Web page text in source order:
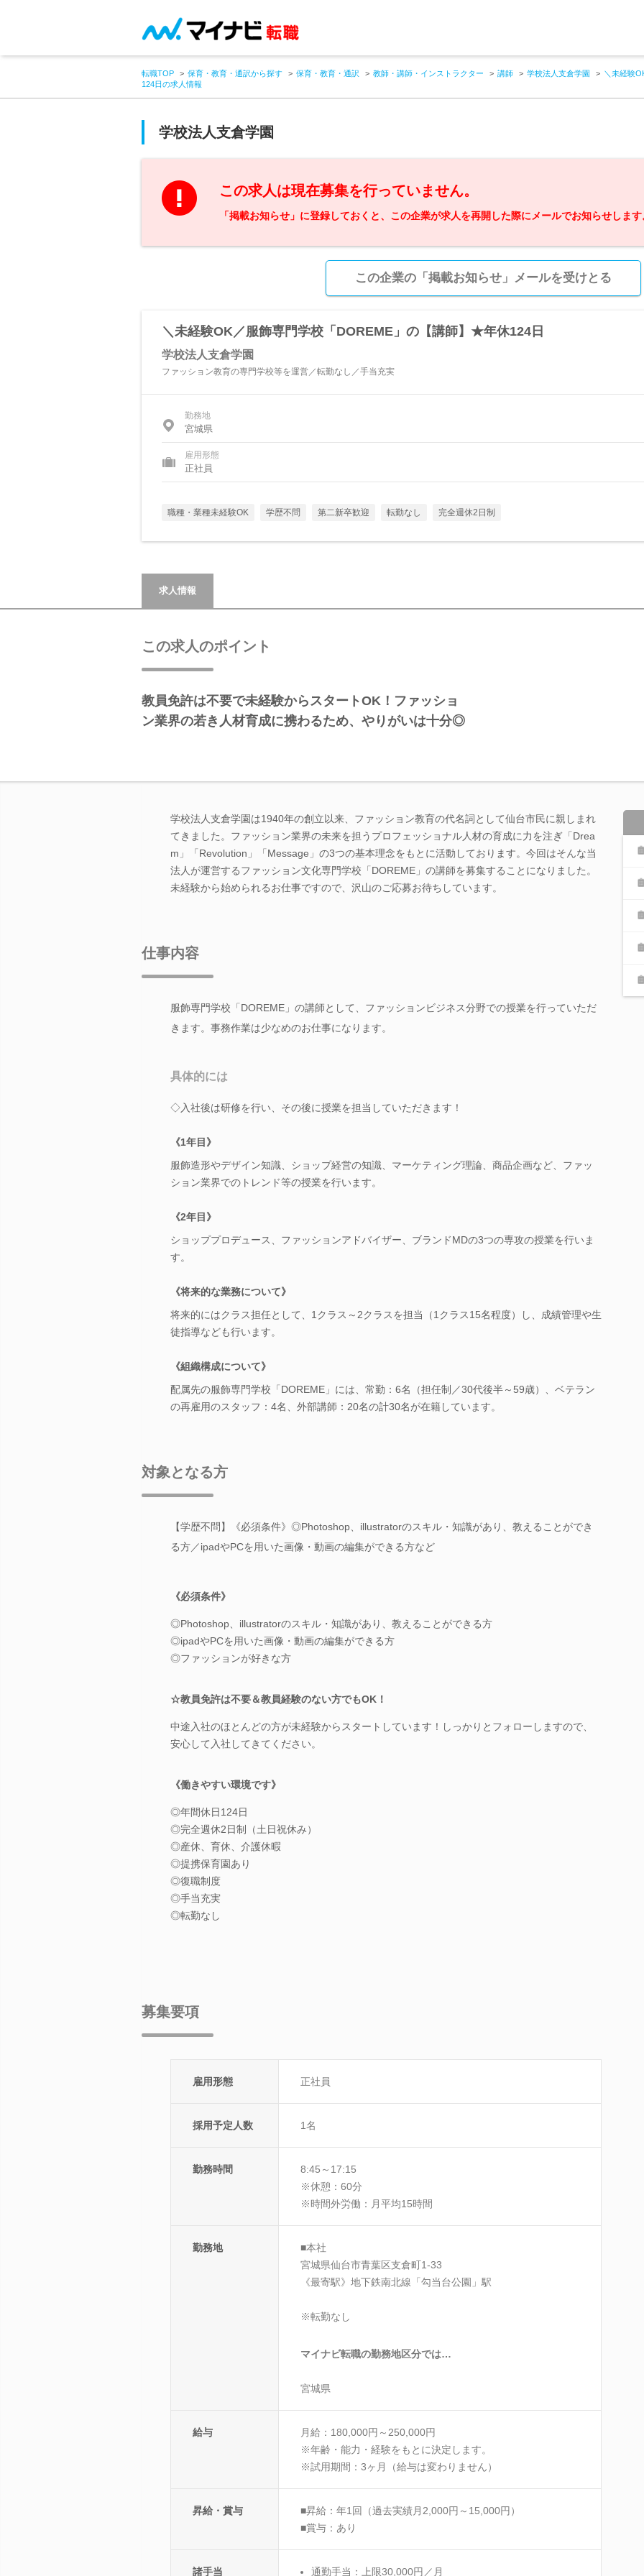
転職TOP 保育・教育・通訳から探す 保育・教育・通訳 教師・講師・インストラクター 講師 学校法人支倉学園
＼未経験
124日の求人情報
学校法人支倉学園
この求人は現在募集を行っていません。
「掲載お知らせ」に登録しておくと、この企業が求人を再開した際にメールでお知らせします
この企業の「掲載お知らせ」メールを受けとる
＼未経験OK／服飾専門学校「DOREME」の【講師】★年休124日
学校法人支倉学園
ファッション教育の専門学校等を運営／転勤なし／手当充実
勤務地
宮城県
雇用形態
正社員
職種・業種未経験OK 学歴不問 第二新卒歓迎 転勤なし 完全週休2日制
求人情報
この求人のポイント
教員免許は不要で未経験からスタートOK！ファッショ
ン業界の若き人材育成に携わるため、やりがいは十分◎
学校法人支倉学園は1940年の創立以来、ファッション教育の代名詞として仙台市民に親しまれ
てきました。ファッション業界の未来を担うプロフェッショナル人材の育成に力を注ぎ「Drea
m」「Revolution」「Message」の3つの基本理念をもとに活動しております。今回はそんな当
法人が運営するファッション文化専門学校「DOREME」の講師を募集することになりました。
未経験から始められるお仕事ですので、沢山のご応募お待ちしています。
仕事内容
服飾専門学校「DOREME」の講師として、ファッションビジネス分野での授業を行っていただ
きます。事務作業は少なめのお仕事になります。
具体的には
◇入社後は研修を行い、その後に授業を担当していただきます！
《1年目》
服飾造形やデザイン知識、ショップ経営の知識、マーケティング理論、商品企画など、ファッ
ション業界でのトレンド等の授業を行います。
《2年目》
ショッププロデュース、ファッションアドバイザー、ブランドMDの3つの専攻の授業を行いま
す。
《将来的な業務について》
将来的にはクラス担任として、1クラス～2クラスを担当（1クラス15名程度）し、成績管理や生
徒指導なども行います。
《組織構成について》
配属先の服飾専門学校「DOREME」には、常勤：6名（担任制／30代後半～59歳）、ベテラン
の再雇用のスタッフ：4名、外部講師：20名の計30名が在籍しています。
対象となる方
【学歴不問】《必須条件》◎Photoshop、illustratorのスキル・知識があり、教えることができ
る方／ipadやPCを用いた画像・動画の編集ができる方など
《必須条件》
◎Photoshop、illustratorのスキル・知識があり、教えることができる方
◎ipadやPCを用いた画像・動画の編集ができる方
◎ファッションが好きな方
☆教員免許は不要＆教員経験のない方でもOK！
中途入社のほとんどの方が未経験からスタートしています！しっかりとフォローしますので、
安心して入社してきてください。
《働きやすい環境です》
◎年間休日124日
◎完全週休2日制（土日祝休み）
◎産休、育休、介護休暇
◎提携保育園あり
◎復職制度
◎手当充実
◎転勤なし
募集要項
雇用形態 正社員
採用予定人数 1名
勤務時間
8:45～17:15
※休憩：60分
※時間外労働：月平均15時間
勤務地
■本社
宮城県仙台市青葉区支倉町1-33
《最寄駅》地下鉄南北線「勾当台公園」駅
※転勤なし
マイナビ転職の勤務地区分では…
宮城県
給与
月給：180,000円～250,000円
※年齢・能力・経験をもとに決定します。
※試用期間：3ヶ月（給与は変わりません）
昇給・賞与
■昇給：年1回（過去実績月2,000円～15,000円）
■賞与：あり
諸手当 通勤手当：上限30,000円／月